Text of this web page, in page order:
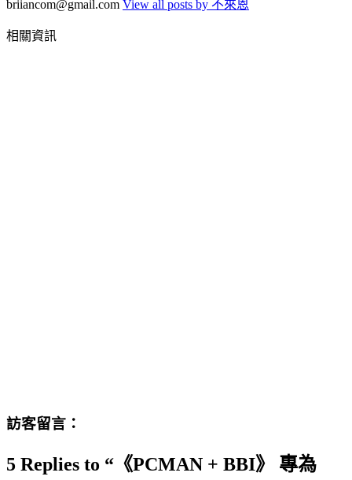
briiancom@gmail.com View all posts by 不來恩
相關資訊
訪客留言：
5 Replies to “《PCMAN + BBI》 專為